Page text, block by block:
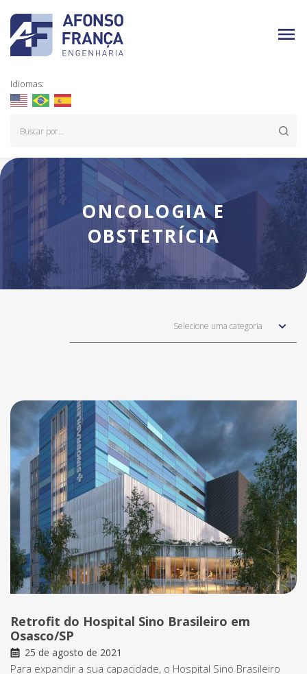
Idiomas:
ONCOLOGIA E
OBSTETRÍCIA
Selecione uma categoria
Retrofit do Hospital Sino Brasileiro em
Osasco/SP
25 de agosto de 2021
Para expandir a sua capacidade, o Hospital Sino Brasileiro